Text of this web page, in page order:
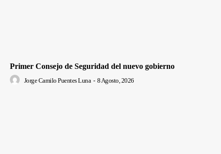
Primer Consejo de Seguridad del nuevo gobierno
Jorge Camilo Puentes Luna - 8 Agosto, 2026